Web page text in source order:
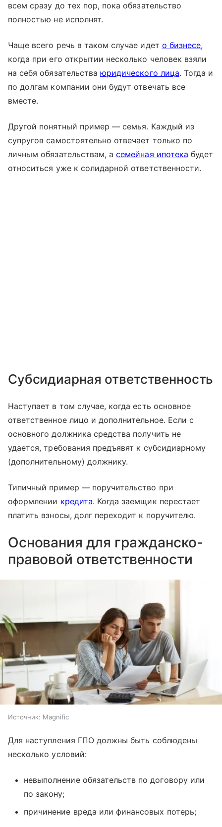
всем сразу до тех пор, пока обязательство
полностью не исполнят.
Чаще всего речь в таком случае идет о бизнесе,
когда при его открытии несколько человек взяли
на себя обязательстваюридического лица. Тогда и
по долгам компании они будут отвечать все
вместе.
Другой понятный пример — семья. Каждый из
супругов самостоятельно отвечает только по
личным обязательствам, асемейная ипотека будет
относиться уже к солидарной ответственности.
Субсидиарная ответственность
Наступает в том случае, когда есть основное
ответственное лицо и дополнительное. Если с
основного должника средства получить не
удается, требования предъявят к субсидиарному
(дополнительному) должнику.
Типичный пример — поручительство при
оформлении кредита. Когда заемщик перестает
платить взносы, долг переходит к поручителю.
Основания для гражданско-
правовой ответственности
Источник: Magnific
Для наступления ГПО должны быть соблюдены
несколько условий:
невыполнение обязательств по договору или
по закону;
причинение вреда или финансовых потерь;